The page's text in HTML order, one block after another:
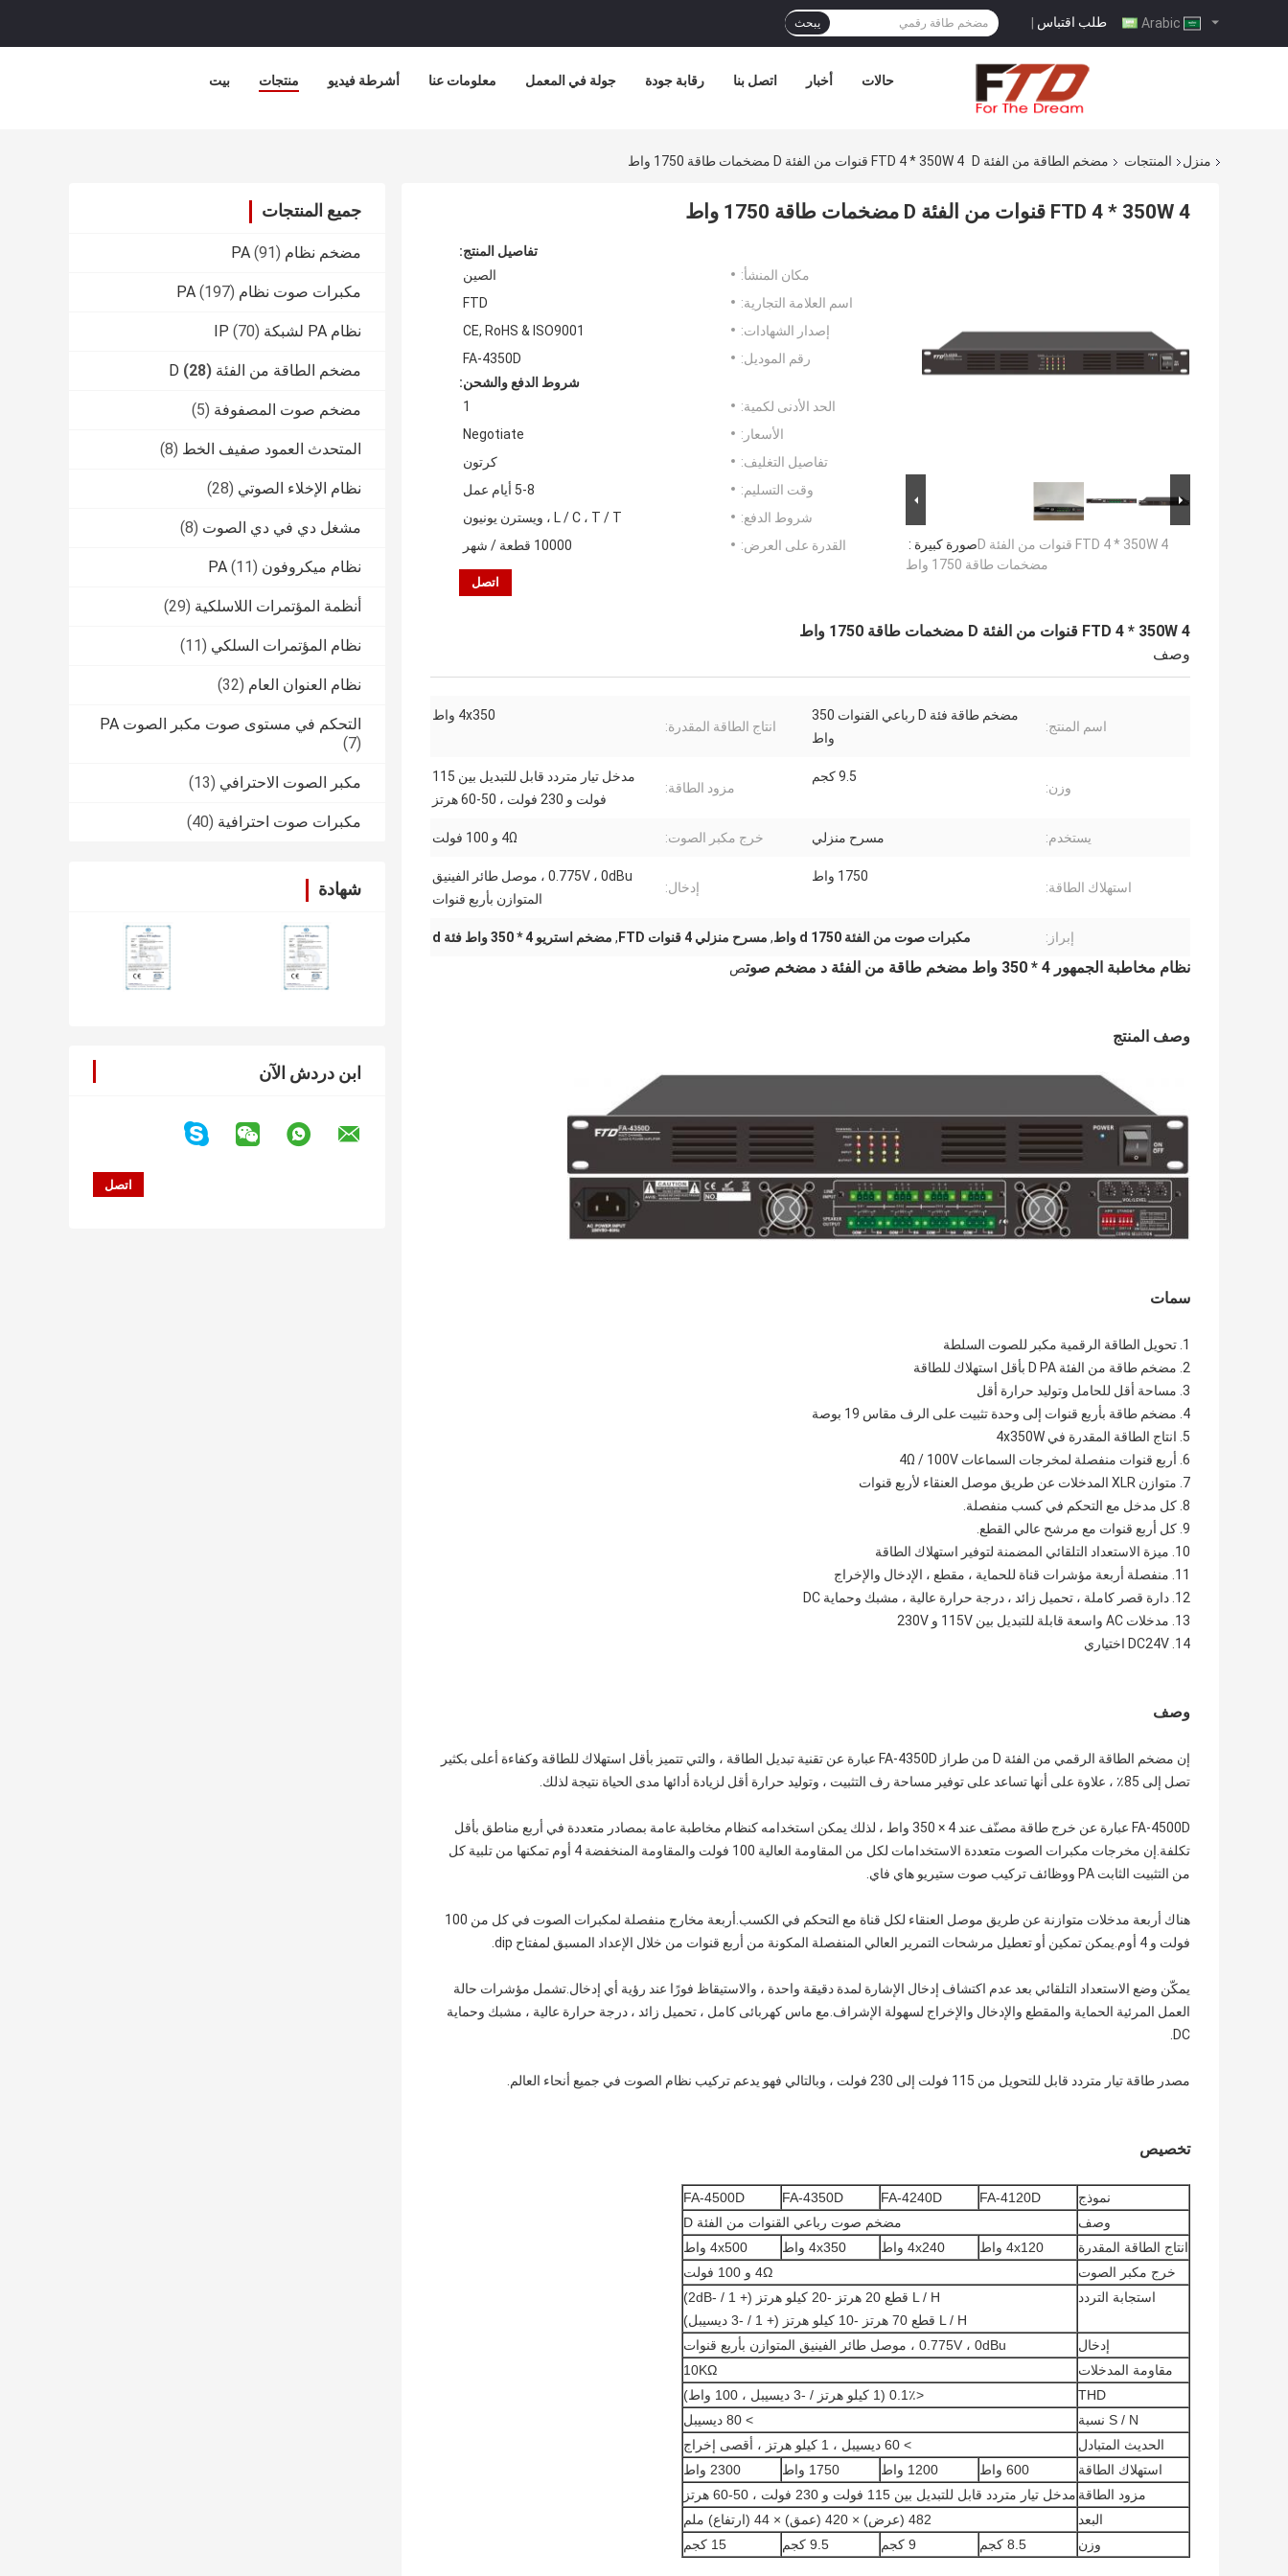
طلب اقتباس | يبحث
بيت منتجات أشرطة فيديو معلومات عنا جولة في المعمل رقابة جودة اتصل بنا أخبار حالات
منزل المنتجات مضخم الطاقة من الفئة D FTD 4 * 350W 4 قنوات من الفئة D مضخمات طاقة 1750 واط
جميع المنتجات
مضخم نظام PA (91)
مكبرات صوت نظام PA (197)
نظام PA لشبكة IP (70)
مضخم الطاقة من الفئة D (28)
مضخم صوت المصفوفة (5)
المتحدث العمود صفيف الخط (8)
نظام الإخلاء الصوتي (28)
مشغل دي في دي الصوت (8)
نظام ميكروفون PA (11)
أنظمة المؤتمرات اللاسلكية (29)
نظام المؤتمرات السلكي (11)
نظام العنوان العام (32)
التحكم في مستوى صوت مكبر الصوت PA
(7)
مكبر الصوت الاحترافي (13)
مكبرات صوت احترافية (40)
شهادة
ابن دردش الآن
FTD 4 * 350W 4 قنوات من الفئة D مضخمات طاقة 1750 واط
صورة كبيرة :FTD 4 * 350W 4 قنوات من الفئة D
مضخمات طاقة 1750 واط
تفاصيل المنتج:
مكان المنشأ:
الصين
اسم العلامة التجارية:
FTD
إصدار الشهادات:
CE, RoHS & ISO9001
رقم الموديل:
FA-4350D
شروط الدفع والشحن:
الحد الأدنى لكمية:
1
الأسعار:
Negotiate
تفاصيل التغليف:
كرتون
وقت التسليم:
5-8 أيام عمل
شروط الدفع:
L / C ، T / T ، ويسترن يونيون
القدرة على العرض:
10000 قطعة / شهر
اتصل
FTD 4 * 350W 4 قنوات من الفئة D مضخمات طاقة 1750 واط
وصف
اسم المنتج:
مضخم طاقة فئة D رباعي القنوات 350
واط
انتاج الطاقة المقدرة:
4x350 واط
وزن:
9.5 كجم
مزود الطاقة:
مدخل تيار متردد قابل للتبديل بين 115
فولت و 230 فولت ، 50-60 هرتز
يستخدم: مسرح منزلي خرج مكبر الصوت: 4Ω و 100 فولت
استهلاك الطاقة:
1750 واط
إدخال:
0.775V ، 0dBu ، موصل طائر الفينيق
المتوازن بأربع قنوات
إبراز: مكبرات صوت من الفئة d 1750 واط , مسرح منزلي 4 قنوات FTD , مضخم استريو 4 * 350 واط فئة d
نظام مخاطبة الجمهور 4 * 350 واط مضخم طاقة من الفئة د مضخم صوت ص
وصف المنتج
سمات
1. تحويل الطاقة الرقمية مكبر للصوت السلطة
2. مضخم طاقة من الفئة D PA بأقل استهلاك للطاقة
3. مساحة أقل للحامل وتوليد حرارة أقل
4. مضخم طاقة بأربع قنوات إلى وحدة تثبيت على الرف مقاس 19 بوصة
5. انتاج الطاقة المقدرة في 4x350W
6. أربع قنوات منفصلة لمخرجات السماعات 4Ω / 100V
7. متوازن XLR المدخلات عن طريق موصل العنقاء لأربع قنوات
8. كل مدخل مع التحكم في كسب منفصلة.
9. كل أربع قنوات مع مرشح عالي القطع.
10. ميزة الاستعداد التلقائي المضمنة لتوفير استهلاك الطاقة
11. منفصلة أربعة مؤشرات قناة للحماية ، مقطع ، الإدخال والإخراج
12. دارة قصر كاملة ، تحميل زائد ، درجة حرارة عالية ، مشبك وحماية DC
13. مدخلات AC واسعة قابلة للتبديل بين 115V و 230V
14. DC24V اختياري
وصف
إن مضخم الطاقة الرقمي من الفئة D من طراز FA-4350D عبارة عن تقنية تبديل الطاقة ، والتي تتميز بأقل استهلاك للطاقة وكفاءة أعلى بكثير
تصل إلى 85٪ ، علاوة على أنها تساعد على توفير مساحة رف التثبيت ، وتوليد حرارة أقل لزيادة أدائها مدى الحياة نتيجة لذلك.
FA-4500D عبارة عن خرج طاقة مصنّف عند 4 × 350 واط ، لذلك يمكن استخدامه كنظام مخاطبة عامة بمصادر متعددة في أربع مناطق بأقل
تكلفة.إن مخرجات مكبرات الصوت متعددة الاستخدامات لكل من المقاومة العالية 100 فولت والمقاومة المنخفضة 4 أوم تمكنها من تلبية كل
من التثبيت الثابت PA ووظائف تركيب صوت ستيريو هاي فاي.
هناك أربعة مدخلات متوازنة عن طريق موصل العنقاء لكل قناة مع التحكم في الكسب.أربعة مخارج منفصلة لمكبرات الصوت في كل من 100
فولت و 4 أوم.يمكن تمكين أو تعطيل مرشحات التمرير العالي المنفصلة المكونة من أربع قنوات من خلال الإعداد المسبق لمفتاح dip.
يمكّن وضع الاستعداد التلقائي بعد عدم اكتشاف إدخال الإشارة لمدة دقيقة واحدة ، والاستيقاظ فورًا عند رؤية أي إدخال.تشمل مؤشرات حالة
العمل المرئية الحماية والمقطع والإدخال والإخراج لسهولة الإشراف.مع ماس كهربائى كامل ، تحميل زائد ، درجة حرارة عالية ، مشبك وحماية
DC.
مصدر طاقة تيار متردد قابل للتحويل من 115 فولت إلى 230 فولت ، وبالتالي فهو يدعم تركيب نظام الصوت في جميع أنحاء العالم.
تخصيص
نموذج FA-4120D
FA-4240D
FA-4350D
FA-4500D
وصف
مضخم صوت رباعي القنوات من الفئة D
انتاج الطاقة المقدرة
4x120 واط 4x240 واط 4x350 واط
4x500 واط
خرج مكبر الصوت
4Ω و 100 فولت
استجابة التردد
L / H قطع 20 هرتز -20 كيلو هرتز (+ 1 / -2dB)
L / H قطع 70 هرتز -10 كيلو هرتز (+ 1 / -3 ديسيبل)
إدخال
0.775V ، 0dBu ، موصل طائر الفينيق المتوازن بأربع قنوات
مقاومة المدخلات
10KΩ
THD
<0.1٪ (1 كيلو هرتز / -3 ديسيبل ، 100 واط)
S / N نسبة
> 80 ديسيبل
الحديث المتبادل
> 60 ديسيبل ، 1 كيلو هرتز ، أقصى إخراج
استهلاك الطاقة
600 واط 1200 واط 1750 واط
2300 واط
مزود الطاقة مدخل تيار متردد قابل للتبديل بين 115 فولت و 230 فولت ، 50-60 هرتز
البعد
482 (عرض) × 420 (عمق) × 44 (ارتفاع) ملم
وزن
8.5 كجم 9 كجم 9.5 كجم 15 كجم